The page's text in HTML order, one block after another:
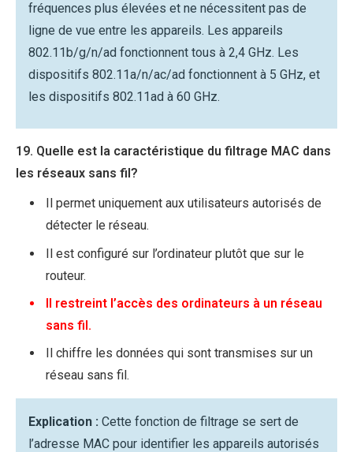
fréquences plus élevées et ne nécessitent pas de
ligne de vue entre les appareils. Les appareils
802.11b/g/n/ad fonctionnent tous à 2,4 GHz. Les
dispositifs 802.11a/n/ac/ad fonctionnent à 5 GHz, et
les dispositifs 802.11ad à 60 GHz.
19. Quelle est la caractéristique du filtrage MAC dans
les réseaux sans fil?
Il permet uniquement aux utilisateurs autorisés de
détecter le réseau.
Il est configuré sur l’ordinateur plutôt que sur le
routeur.
Il restreint l’accès des ordinateurs à un réseau
sans fil.
Il chiffre les données qui sont transmises sur un
réseau sans fil.
Explication : Cette fonction de filtrage se sert de
l’adresse MAC pour identifier les appareils autorisés